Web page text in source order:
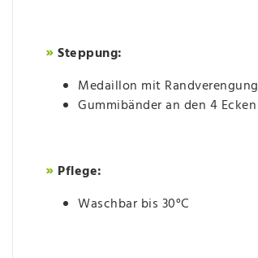
»Steppung:
Medaillon mit Randverengung
Gummibänder an den 4 Ecken
» Pflege:
Waschbar bis 30°C